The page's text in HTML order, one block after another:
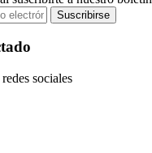
Suscribirse
sociales